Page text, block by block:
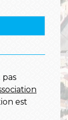
pas
est